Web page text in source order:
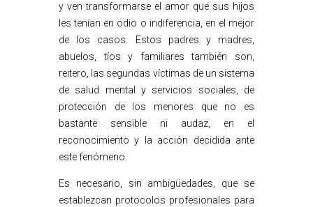
y ven transformarse el amor que sus hijos
les tenían en odio o indiferencia, en el mejor
de los casos. Estos padres y madres,
abuelos, tíos y familiares también son,
reitero, las segundas víctimas de un sistema
de salud mental y servicios sociales, de
protección de los menores que no es
bastante sensible ni audaz, en el
reconocimiento y la acción decidida ante
este fenómeno.
Es necesario, sin ambigüedades, que se
establezcan protocolos profesionales para